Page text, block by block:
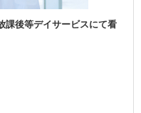
課後等デイサービスにて看